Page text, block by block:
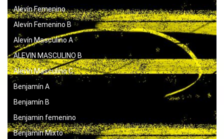
Alevín Femenino
Alevín Femenino B
Alevín Masculino A
ALEVIN MASCULINO B
Alevín Masculino C
Benjamín A
Benjamín B
Benjamin femenino
Benjamín Mixto